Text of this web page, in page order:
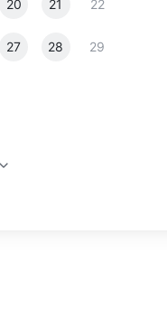
20 21 22
27 28 29